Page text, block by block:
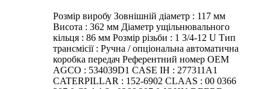
Розмір виробу Зовнішній діаметр : 117 мм
Висота : 362 мм Діаметр ущільнювального
кільця : 86 мм Розмір різьби : 1 3/4-12 U Тип
трансмісії : Ручна / опціональна автоматична
коробка передач Референтний номер OEM
AGCO : 534039D1 CASE IH : 277311A1
CATERPILLAR : 152-6902 CLAAS : 00 0366